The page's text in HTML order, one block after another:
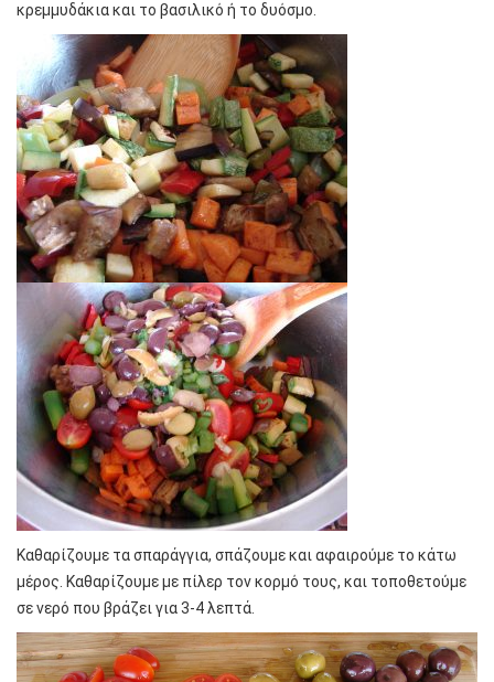
κρεμμυδάκια και το βασιλικό ή το δυόσμο.
Καθαρίζουμε τα σπαράγγια, σπάζουμε και αφαιρούμε το κάτω
μέρος. Καθαρίζουμε με πίλερ τον κορμό τους, και τοποθετούμε
σε νερό που βράζει για 3-4 λεπτά.